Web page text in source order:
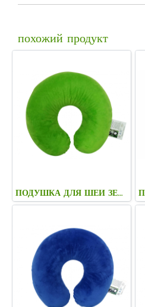
похожий продукт
ПОДУШКА ДЛЯ ШЕИ ЗЕЛЁНАЯ